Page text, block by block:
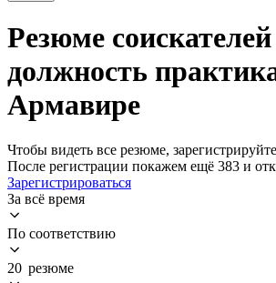
Резюме
должность
Армавире
Чтобы видеть все резюме,
После регистрации покажем ещё 383 и
Зарегистрироваться
За всё время
По соответствию
20 резюме